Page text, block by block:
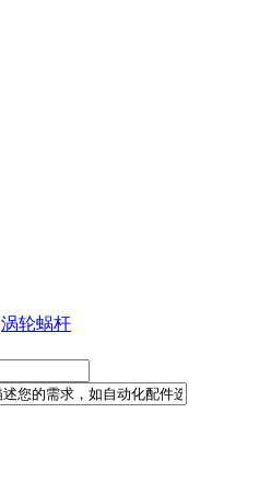
涡轮蜗杆